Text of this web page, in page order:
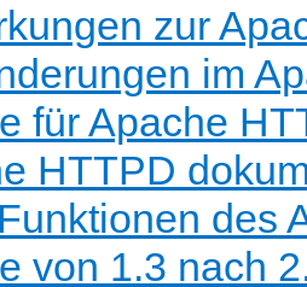
zur
im
für Apache
HTTPD
des
von 1.3 nach